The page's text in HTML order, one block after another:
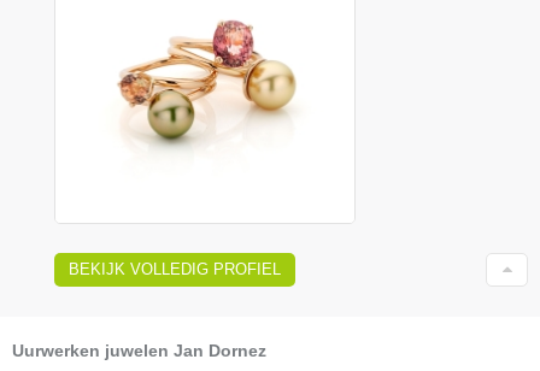
BEKIJK VOLLEDIG PROFIEL
Uurwerken juwelen Jan Dornez